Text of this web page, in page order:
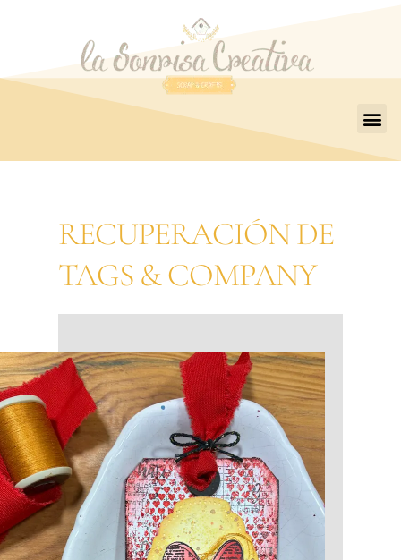
RECUPERACIÓN DE
TAGS & COMPANY